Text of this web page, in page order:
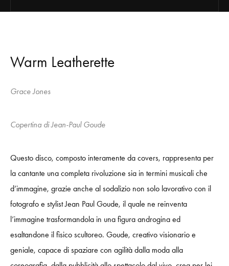
Warm Leatherette
Grace Jones
Copertina di Jean-Paul Goude
Questo disco, composto interamente da covers, rappresenta per
la cantante una completa rivoluzione sia in termini musicali che
d’immagine, grazie anche al sodalizio non solo lavorativo con il
fotografo e stylist Jean Paul Goude, il quale ne reinventa
l’immagine trasformandola in una figura androgina ed
esaltandone il fisico scultoreo. Goude, creativo visionario e
geniale, capace di spaziare con agilità dalla moda alla